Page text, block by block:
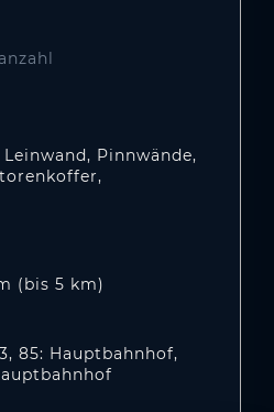
Pinnwände,
(bis 5 km)
85: Hauptbahnhof,